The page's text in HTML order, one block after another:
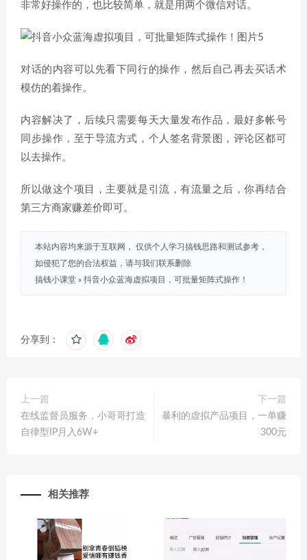
非常好操作的，也比较简单，就是用两个微信对话。
对话的内容可以先看下同行的操作，然后自己再去买话术
模仿的着操作。
内容解决了，后续只需要每天大量发布作品，最好多帐号
同步操作，至于导流方式，个人签名背景图，评论区都可
以去操作。
所以做这个项目，主要就是引流，有流量之后，你再结合
第三方商家赚差价即可。
本站内容均来源于互联网， 仅供个人学习搞钱思路和测试参考，
如侵犯了您的合法权益，请与我们联系删除
搞钱小课堂 » 抖音小众蓝海虚拟项目，可批量矩阵式操作！
分享到：
上一篇
在线监督员服务，小哥哥打造
自律型IP月入6W+
下一篇
暴利的虚拟产品项目，一单赚
300元
相关推荐